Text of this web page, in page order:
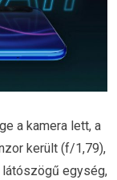
a kamera lett, a
került (f/1,79),
egység,